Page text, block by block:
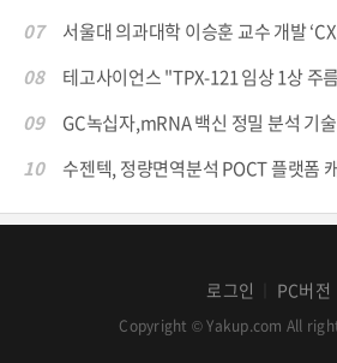
07
서울대 의과대학 이승훈 교수 개발
08
테고사이언스 "TPX-121 임상 1상 주
09
GC녹십자,mRNA 백신 정밀 분석 기
10
수젠텍, 정량면역분석 POCT 플랫폼
로그인 PC버전
Copyright © Yakup.com All